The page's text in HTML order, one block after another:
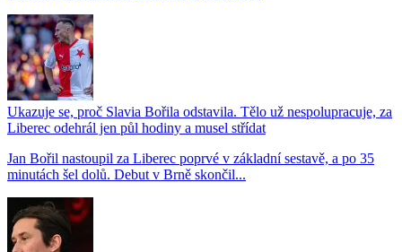
Ukazuje se, proč Slavia Bořila odstavila. Tělo už nespolupracuje, za
Liberec odehrál jen půl hodiny a musel střídat
Jan Bořil nastoupil za Liberec poprvé v základní sestavě, a po 35
minutách šel dolů. Debut v Brně skončil...